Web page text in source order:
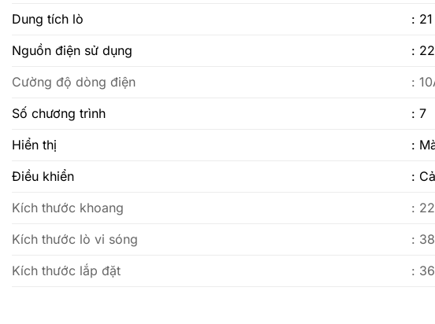
Dung tích lò
:
Nguồn điện sử dụng
:
Cường độ dòng điện
:
Số chương trình
: 7
Hiển thị
:
Điều khiển
:
Kích thước khoang
:
Kích thước lò vi sóng
:
Kích thước lắp đặt
: